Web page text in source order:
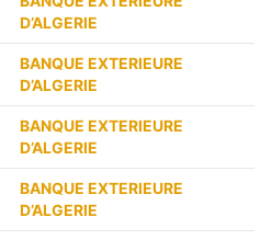
D’ALGERIE
BANQUE EXTERIEURE
D’ALGERIE
BANQUE EXTERIEURE
D’ALGERIE
BANQUE EXTERIEURE
D’ALGERIE